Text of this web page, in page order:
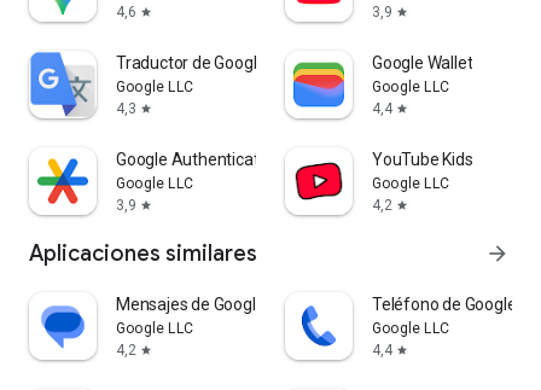
4,6 star
3,9 star
Traductor de Google
Google LLC
4,3 star
Google Wallet
Google LLC
4,4 star
Google Authenticator
Google LLC
3,9 star
YouTube Kids
Google LLC
4,2 star
Aplicaciones similares arrow_forward
Mensajes de Google
Google LLC
4,2 star
Teléfono de Google
Google LLC
4,4 star